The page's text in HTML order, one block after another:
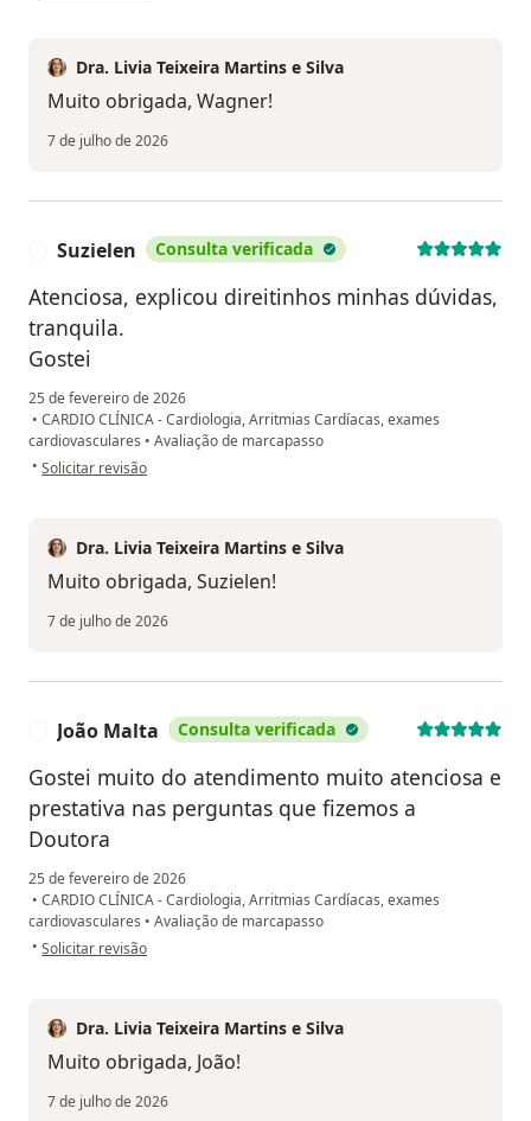
Dra. Livia Teixeira Martins e Silva
Muito obrigada, Wagner!
7 de julho de 2026
Suzielen Consulta verificada
Atenciosa, explicou direitinhos minhas dúvidas,
tranquila.
Gostei
25 de fevereiro de 2026
• CARDIO CLÍNICA - Cardiologia, Arritmias Cardíacas, exames
cardiovasculares • Avaliação de marcapasso
• na opinião do utilizador Suzielen
Solicitar revisão
Dra. Livia Teixeira Martins e Silva
Muito obrigada, Suzielen!
7 de julho de 2026
João Malta Consulta verificada
Gostei muito do atendimento muito atenciosa e
prestativa nas perguntas que fizemos a
Doutora
25 de fevereiro de 2026
• CARDIO CLÍNICA - Cardiologia, Arritmias Cardíacas, exames
cardiovasculares • Avaliação de marcapasso
• na opinião do utilizador João Malta
Solicitar revisão
Dra. Livia Teixeira Martins e Silva
Muito obrigada, João!
7 de julho de 2026